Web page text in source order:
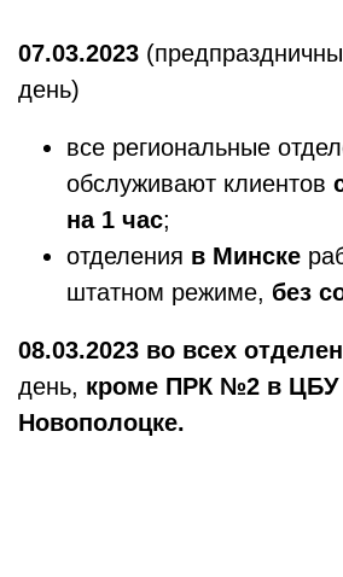
07.03.2023
день)
все региональные
обслуживают клиентов
на 1 час;
отделения в Минске
штатном режиме, без
08.03.2023 во всех
день, кроме ПРК №2 в ЦБУ
Новополоцке.